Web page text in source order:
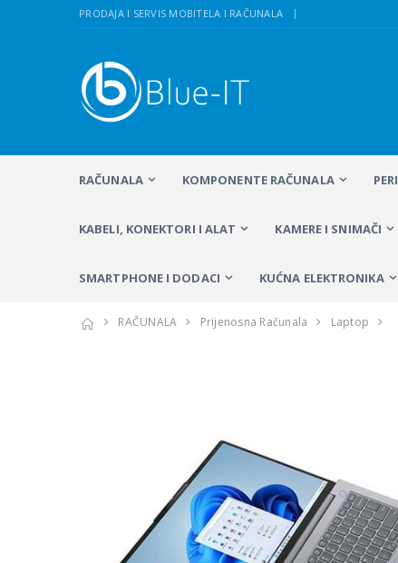
PRODAJA I SERVIS MOBITELA I RAČUNALA
RAČUNALA KOMPONENTE RAČUNALA
KABELI, KONEKTORI I ALAT KAMERE I SNIMAČI
SMARTPHONE I DODACI KUĆNA ELEKTRONIKA
RAČUNALA Prijenosna Računala Laptop